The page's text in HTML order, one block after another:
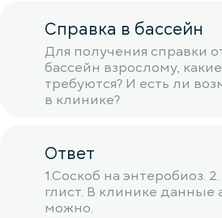
Справка в бассейн
Для получения справки
бассейн взрослому,
требуются? И есть ли
в клинике?
Ответ
1.Соскоб на энтеробиоз.
глист. В клинике данные
можно.